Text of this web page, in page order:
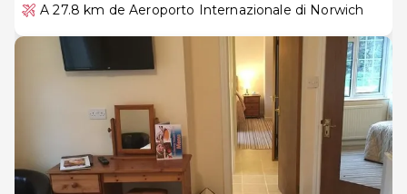
A 27.8 km de Aeroporto Internazionale di Norwich